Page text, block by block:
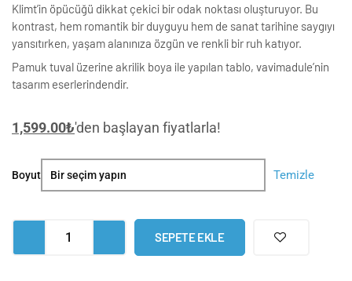
Klimt’in öpücüğü dikkat çekici bir odak noktası oluşturuyor. Bu
kontrast, hem romantik bir duyguyu hem de sanat tarihine saygıyı
yansıtırken, yaşam alanınıza özgün ve renkli bir ruh katıyor.
Pamuk tuval üzerine akrilik boya ile yapılan tablo, vavimadule’nin
tasarım eserlerindendir.
1,599.00₺'den başlayan fiyatlarla!
Boyut Temizle
Tekli
SEPETE EKLE